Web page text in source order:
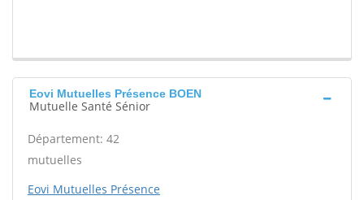
Eovi Mutuelles Présence BOEN
Mutuelle Santé Sénior
Département: 42
mutuelles
Eovi Mutuelles Présence